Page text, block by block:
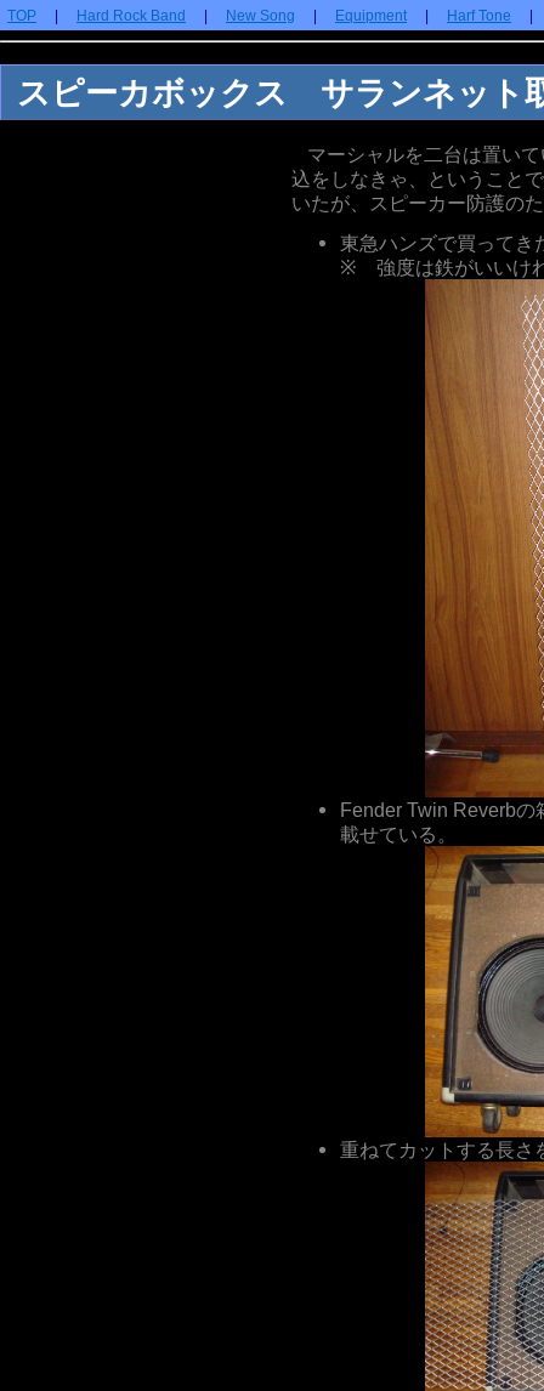
TOP Hard Rock Band New Song Equipment Harf Tone
スピーカボックス サランネット
マーシャルを二台は置い
込をしなきゃ、ということ
いたが、スピーカー防護の
東急ハンズで買ってき
※ 強度は鉄がいいけ
Fender Twin Reverb
載せている。
重ねてカットする長さ